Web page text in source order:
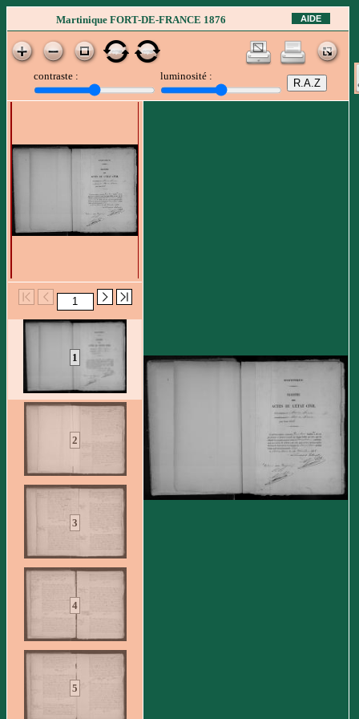
AIDE
Martinique FORT-DE-FRANCE 1876
contraste : luminosité :
1
2
3
4
5